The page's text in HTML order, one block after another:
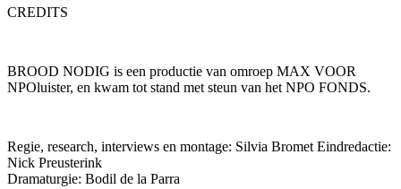
CREDITS
BROOD NODIG is een productie van omroep MAX VOOR
NPOluister, en kwam tot stand met steun van het NPO FONDS.
Regie, research, interviews en montage: Silvia Bromet Eindredactie:
Nick Preusterink
Dramaturgie: Bodil de la Parra